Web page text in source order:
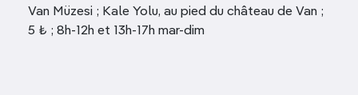
Van Müzesi ; Kale Yolu, au pied du château de Van ;
5 ₺ ; 8h-12h et 13h-17h mar-dim